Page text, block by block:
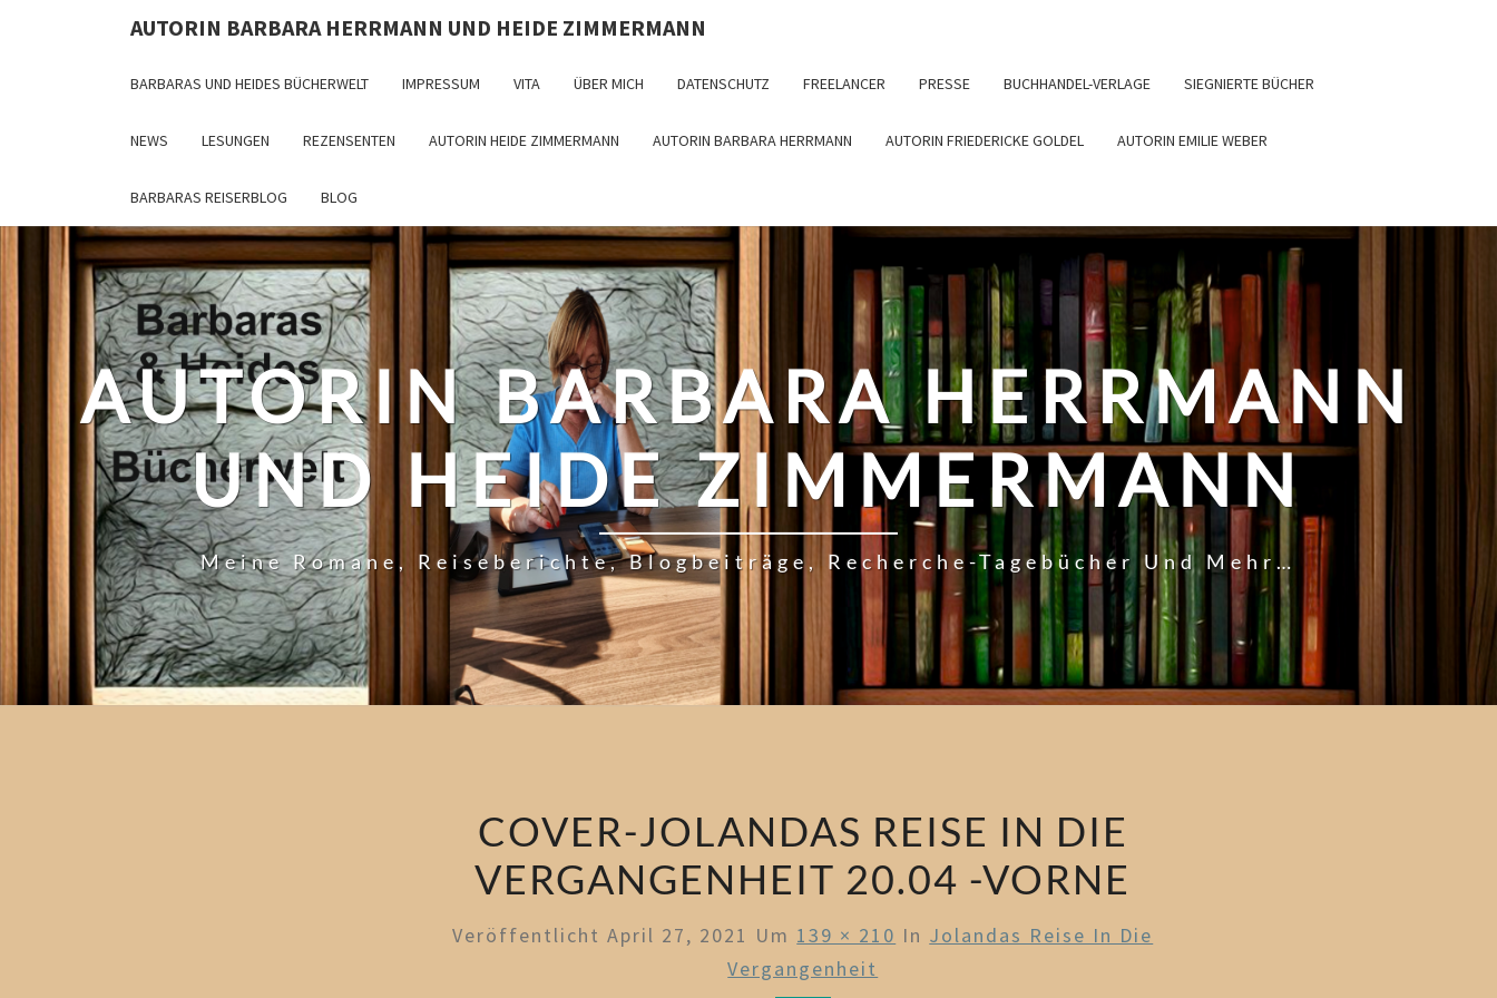
AUTORIN BARBARA HERRMANN UND HEIDE ZIMMERMANN
BARBARAS UND HEIDES BÜCHERWELT IMPRESSUM VITA ÜBER MICH DATENSCHUTZ FREELANCER PRESSE BUCHHANDEL-VERLAGE SIEGNIERTE BÜCHER
NEWS LESUNGEN REZENSENTEN AUTORIN HEIDE ZIMMERMANN AUTORIN BARBARA HERRMANN AUTORIN FRIEDERICKE GOLDEL AUTORIN EMILIE WEBER
BARBARAS REISERBLOG BLOG
AUTORIN BARBARA HERRMANN
UND HEIDE ZIMMERMANN
Meine Romane, Reiseberichte, Blogbeiträge, Recherche-Tagebücher Und Mehr…
COVER-JOLANDAS REISE IN DIE
VERGANGENHEIT 20.04 -VORNE
VeröffentlichtApril 27, 2021 Um 139 × 210 In Jolandas Reise In Die
Vergangenheit